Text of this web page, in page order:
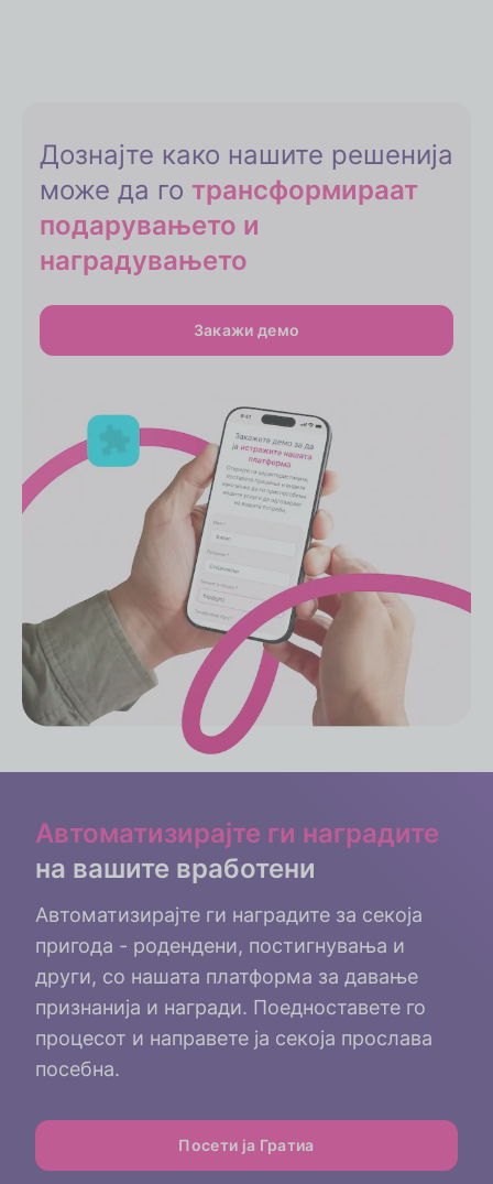
Дознајте како нашите решенија
може да го трансформираат
подарувањето и
наградувањето
Закажи демо
Автоматизирајте ги наградите
на вашите вработени
Автоматизирајте ги наградите за секоја
пригода - родендени, постигнувања и
други, со нашата платформа за давање
признанија и награди. Поедноставете го
процесот и направете ја секоја прослава
посебна.
Посети ја Гратиа